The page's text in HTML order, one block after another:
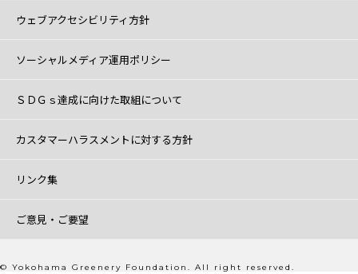
ウェブアクセシビリティ方針
ソーシャルメディア運用ポリシー
ＳＤＧｓ達成に向けた取組について
カスタマーハラスメントに対する方針
リンク集
ご意見・ご要望
© Yokohama Greenery Foundation. All right reserved.